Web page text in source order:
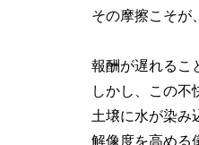
その摩擦こそが
報酬が遅れるこ
しかし、この不
土壌に水が染み
解像度を高める